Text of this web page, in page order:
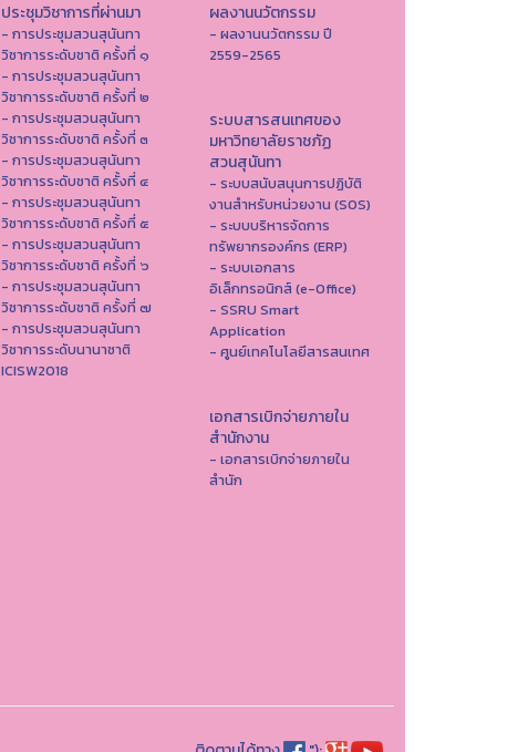
ประชุมวิชาการที่ผ่านมา
- การประชุมสวนสุนันทา
วิชาการระดับชาติ ครั้งที่ ๑
- การประชุมสวนสุนันทา
วิชาการระดับชาติ ครั้งที่ ๒
- การประชุมสวนสุนันทา
วิชาการระดับชาติ ครั้งที่ ๓
- การประชุมสวนสุนันทา
วิชาการระดับชาติ ครั้งที่ ๔
- การประชุมสวนสุนันทา
วิชาการระดับชาติ ครั้งที่ ๕
- การประชุมสวนสุนันทา
วิชาการระดับชาติ ครั้งที่ ๖
- การประชุมสวนสุนันทา
วิชาการระดับชาติ ครั้งที่ ๗
- การประชุมสวนสุนันทา
วิชาการระดับนานาชาติ
ICISW2018
ผลงานนวัตกรรม
- ผลงานนวัตกรรม ปี
2559-2565
ระบบสารสนเทศของ
มหาวิทยาลัยราชภัฏ
สวนสุนันทา
- ระบบสนับสนุนการปฏิบัติ
งานสำหรับหน่วยงาน (SOS)
- ระบบบริหารจัดการ
ทรัพยากรองค์กร (ERP)
- ระบบเอกสาร
อิเล็กทรอนิกส์ (e-Office)
- SSRU Smart
Application
- ศูนย์เทคโนโลยีสารสนเทศ
เอกสารเบิกจ่ายภายใน
สำนักงาน
- เอกสารเบิกจ่ายภายใน
สำนัก